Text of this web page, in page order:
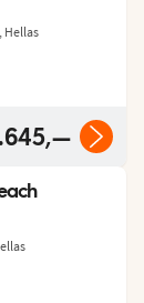
Hellas